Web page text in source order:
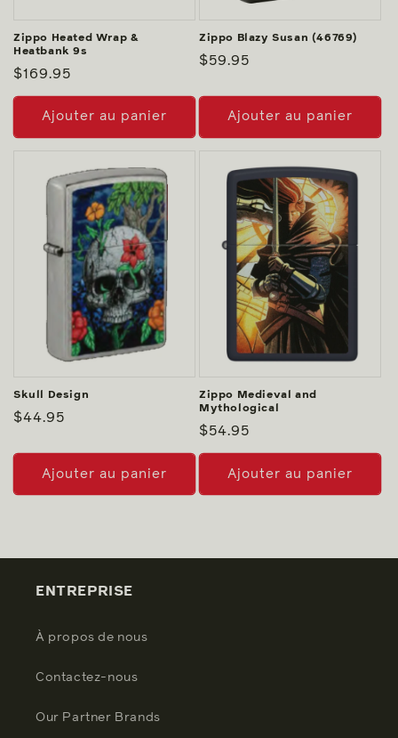
Zippo Heated Wrap &
Heatbank 9s
Prix
habituel
$169.95
Ajouter au panier
Zippo Blazy Susan (46769)
Prix
$59.95
Ajouter au panier
Skull Design
Prix
$44.95
Ajouter au panier
Zippo Medieval and
Mythological
Prix
habituel
$54.95
Ajouter au panier
ENTREPRISE
À propos de nous
Contactez-nous
Our Partner Brands